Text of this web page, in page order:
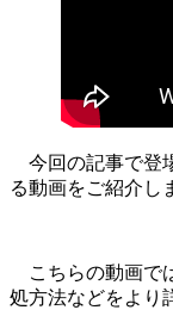
今回の記事で登
る動画をご紹介し
こちらの動画で
処方法などをより